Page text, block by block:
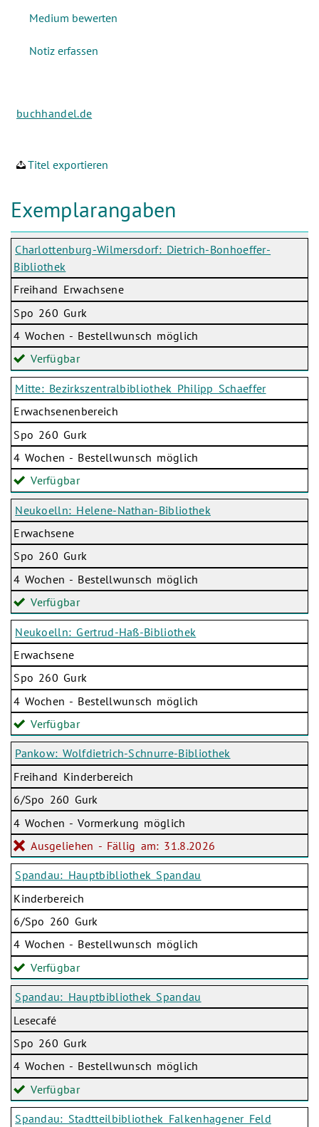
buchhandel.de
Titel exportieren
Exemplarangaben
Charlottenburg-Wilmersdorf: Dietrich-Bonhoeffer-
Bibliothek
Freihand Erwachsene
Spo 260 Gurk
4 Wochen - Bestellwunsch möglich
Verfügbar
Mitte: Bezirkszentralbibliothek Philipp Schaeffer
Erwachsenenbereich
Spo 260 Gurk
4 Wochen - Bestellwunsch möglich
Verfügbar
Neukoelln: Helene-Nathan-Bibliothek
Erwachsene
Spo 260 Gurk
4 Wochen - Bestellwunsch möglich
Verfügbar
Neukoelln: Gertrud-Haß-Bibliothek
Erwachsene
Spo 260 Gurk
4 Wochen - Bestellwunsch möglich
Verfügbar
Pankow: Wolfdietrich-Schnurre-Bibliothek
Freihand Kinderbereich
6/Spo 260 Gurk
4 Wochen - Vormerkung möglich
Ausgeliehen - Fällig am: 31.8.2026
Spandau: Hauptbibliothek Spandau
Kinderbereich
6/Spo 260 Gurk
4 Wochen - Bestellwunsch möglich
Verfügbar
Spandau: Hauptbibliothek Spandau
Lesecafé
Spo 260 Gurk
4 Wochen - Bestellwunsch möglich
Verfügbar
Spandau: Stadtteilbibliothek Falkenhagener Feld